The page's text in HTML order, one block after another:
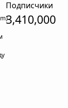
Подписчики
3,410,000